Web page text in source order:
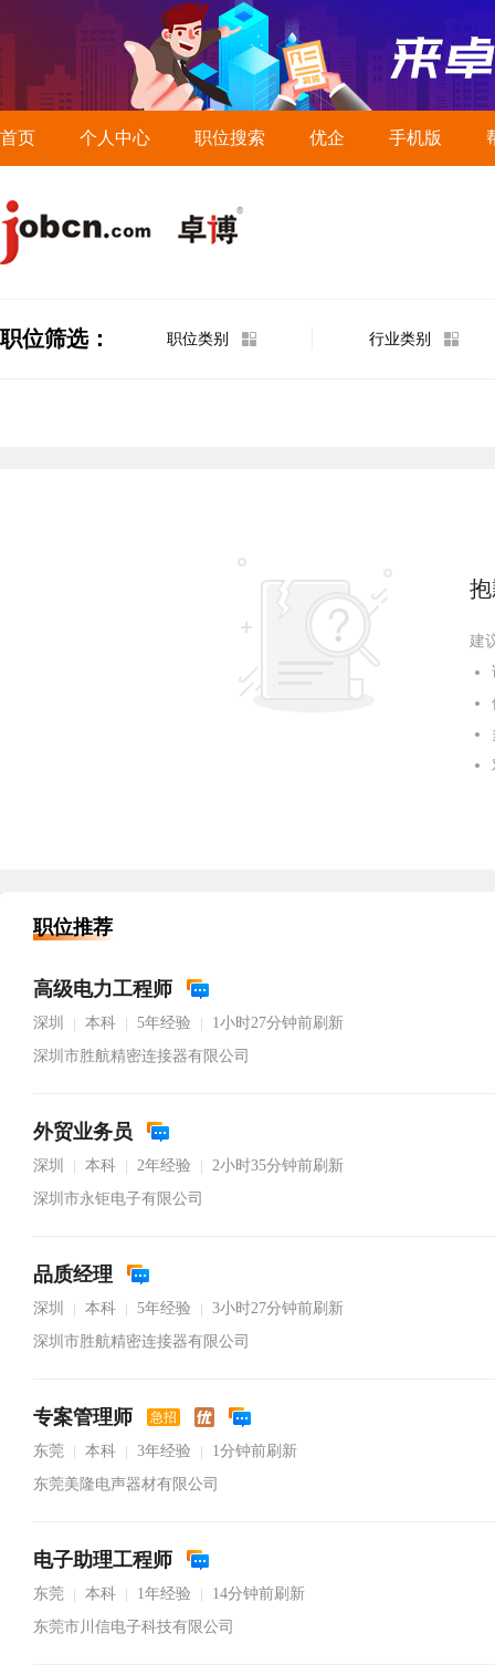
首页 个人中心 职位搜索 优企 手机版
职位筛选： 职位类别 行业类别
建
职位推荐
高级电力工程师
深圳 本科 5年经验
1小时27分钟前刷新
深圳市胜航精密连接器有限公司
外贸业务员
深圳 本科 2年经验
2小时35分钟前刷新
深圳市永钜电子有限公司
品质经理
深圳 本科 5年经验
3小时27分钟前刷新
深圳市胜航精密连接器有限公司
专案管理师 急招
东莞 本科 3年经验
1分钟前刷新
东莞美隆电声器材有限公司
电子助理工程师
东莞 本科 1年经验
14分钟前刷新
东莞市川信电子科技有限公司